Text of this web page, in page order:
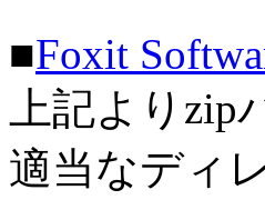
■Foxit
上記より
適当なディ